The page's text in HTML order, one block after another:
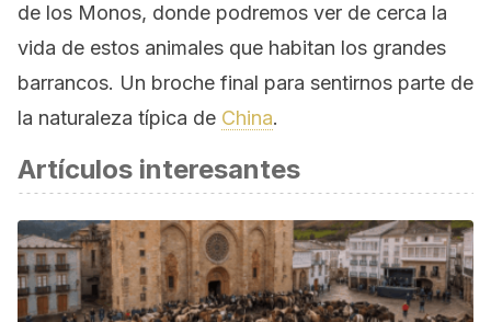
de los Monos, donde podremos ver de cerca la
vida de estos animales que habitan los grandes
barrancos. Un broche final para sentirnos parte de
la naturaleza típica de China.
Artículos interesantes